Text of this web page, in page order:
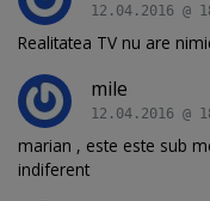
12.04.2016 @
Realitatea TV nu are
mile
12.04.2016 @
marian , este este sub
indiferent